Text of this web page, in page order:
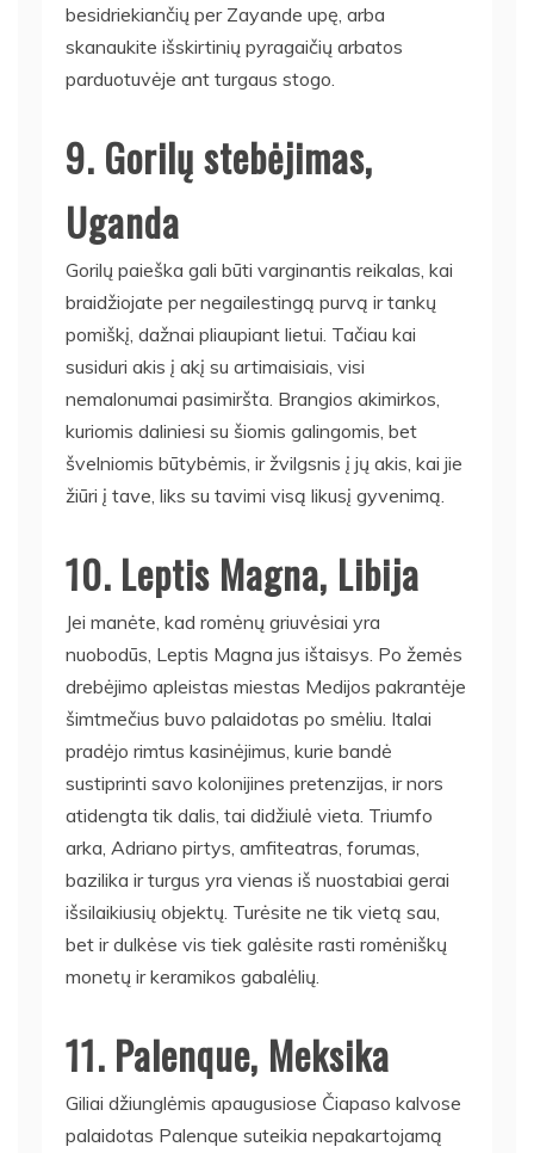
besidriekiančių per Zayande upę, arba
skanaukite išskirtinių pyragaičių arbatos
parduotuvėje ant turgaus stogo.
9. Gorilų stebėjimas,
Uganda
Gorilų paieška gali būti varginantis reikalas, kai
braidžiojate per negailestingą purvą ir tankų
pomiškį, dažnai pliaupiant lietui. Tačiau kai
susiduri akis į akį su artimaisiais, visi
nemalonumai pasimiršta. Brangios akimirkos,
kuriomis daliniesi su šiomis galingomis, bet
švelniomis būtybėmis, ir žvilgsnis į jų akis, kai jie
žiūri į tave, liks su tavimi visą likusį gyvenimą.
10. Leptis Magna, Libija
Jei manėte, kad romėnų griuvėsiai yra
nuobodūs, Leptis Magna jus ištaisys. Po žemės
drebėjimo apleistas miestas Medijos pakrantėje
šimtmečius buvo palaidotas po smėliu. Italai
pradėjo rimtus kasinėjimus, kurie bandė
sustiprinti savo kolonijines pretenzijas, ir nors
atidengta tik dalis, tai didžiulė vieta. Triumfo
arka, Adriano pirtys, amfiteatras, forumas,
bazilika ir turgus yra vienas iš nuostabiai gerai
išsilaikiusių objektų. Turėsite ne tik vietą sau,
bet ir dulkėse vis tiek galėsite rasti romėniškų
monetų ir keramikos gabalėlių.
11. Palenque, Meksika
Giliai džiunglėmis apaugusiose Čiapaso kalvose
palaidotas Palenque suteikia nepakartojamą